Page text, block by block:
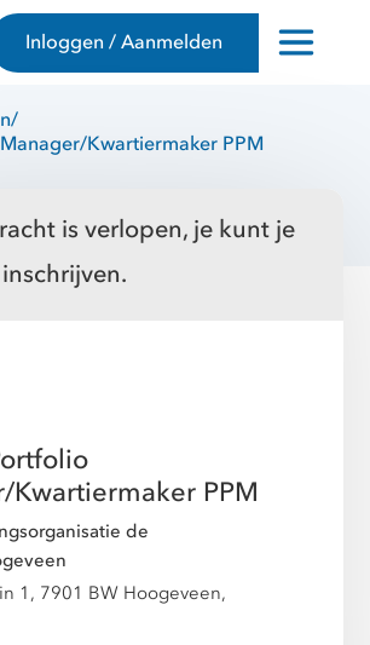
Inloggen / Aanmelden
/
Kwartiermaker PPM
is verlopen, je kunt je
Kwartiermaker PPM
de
1, 7901 BW Hoogeveen,